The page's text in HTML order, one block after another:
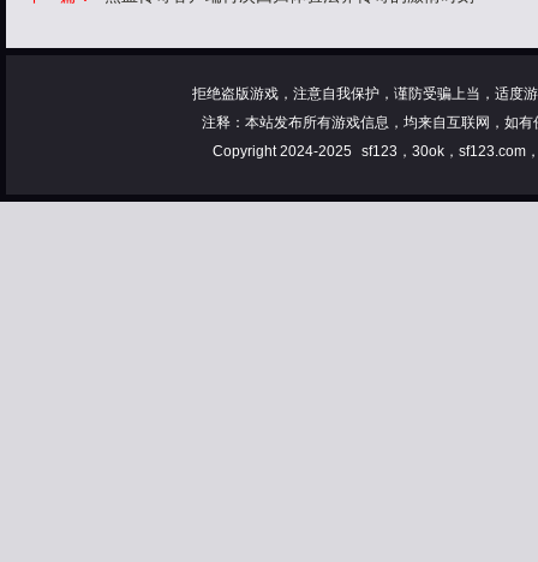
拒绝盗版游戏，注意自我保护，谨防受骗上当，适度
注释：本站发布所有游戏信息，均来自互联网，如
Copyright 2024-2025
sf123，30ok，sf123.com